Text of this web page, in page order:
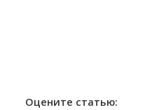
Оцените статью: